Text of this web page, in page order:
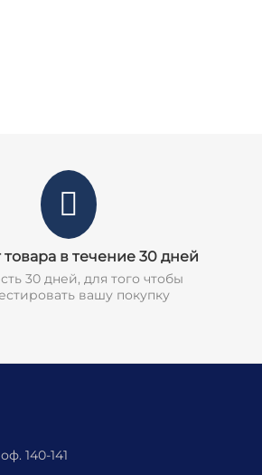
товара в течение 30 дней
30 дней, для того чтобы
вашу покупку
140-141